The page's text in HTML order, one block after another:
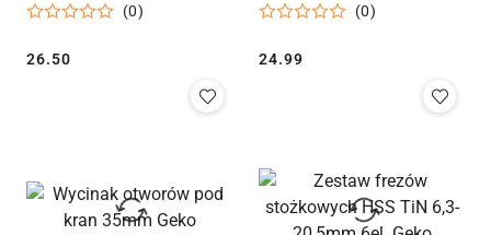
(0)
Cena:
26.50
(0)
Cena:
24.99